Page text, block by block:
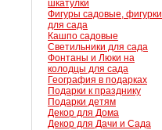
шкатулки
Фигуры садовые, фигурки
для сада
Кашпо садовые
Светильники для сада
Фонтаны и Люки на
колодцы для сада
География в подарках
Подарки к празднику
Подарки детям
Декор для Дома
Декор для Дачи и Сада